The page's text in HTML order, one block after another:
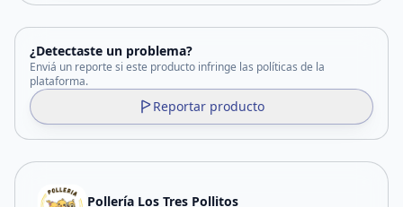
¿Detectaste un problema?
Enviá un reporte si este producto infringe las políticas de la
plataforma.
Reportar producto
Pollería Los Tres Pollitos